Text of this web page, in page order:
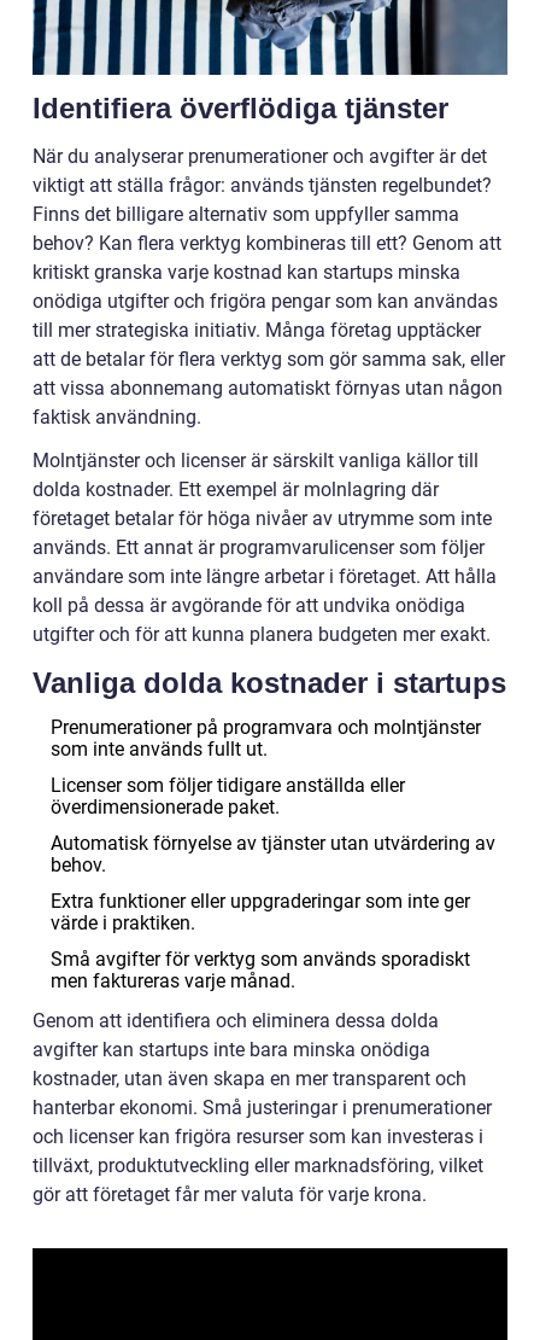
Identifiera överflödiga tjänster
När du analyserar prenumerationer och avgifter är det
viktigt att ställa frågor: används tjänsten regelbundet?
Finns det billigare alternativ som uppfyller samma
behov? Kan flera verktyg kombineras till ett? Genom att
kritiskt granska varje kostnad kan startups minska
onödiga utgifter och frigöra pengar som kan användas
till mer strategiska initiativ. Många företag upptäcker
att de betalar för flera verktyg som gör samma sak, eller
att vissa abonnemang automatiskt förnyas utan någon
faktisk användning.
Molntjänster och licenser är särskilt vanliga källor till
dolda kostnader. Ett exempel är molnlagring där
företaget betalar för höga nivåer av utrymme som inte
används. Ett annat är programvarulicenser som följer
användare som inte längre arbetar i företaget. Att hålla
koll på dessa är avgörande för att undvika onödiga
utgifter och för att kunna planera budgeten mer exakt.
Vanliga dolda kostnader i startups
Prenumerationer på programvara och molntjänster
som inte används fullt ut.
Licenser som följer tidigare anställda eller
överdimensionerade paket.
Automatisk förnyelse av tjänster utan utvärdering av
behov.
Extra funktioner eller uppgraderingar som inte ger
värde i praktiken.
Små avgifter för verktyg som används sporadiskt
men faktureras varje månad.
Genom att identifiera och eliminera dessa dolda
avgifter kan startups inte bara minska onödiga
kostnader, utan även skapa en mer transparent och
hanterbar ekonomi. Små justeringar i prenumerationer
och licenser kan frigöra resurser som kan investeras i
tillväxt, produktutveckling eller marknadsföring, vilket
gör att företaget får mer valuta för varje krona.